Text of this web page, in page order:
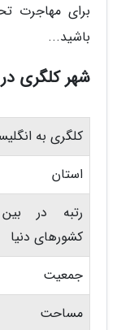
برای مهاجرت
باشید...
شهر کلگری
کلگری به
استان
رتبه در
کشورهای دنیا
جمعیت
مساحت